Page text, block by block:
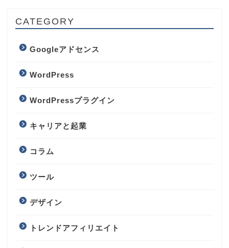
CATEGORY
Googleアドセンス
WordPress
WordPressプラグイン
キャリアと起業
コラム
ツール
デザイン
トレンドアフィリエイト